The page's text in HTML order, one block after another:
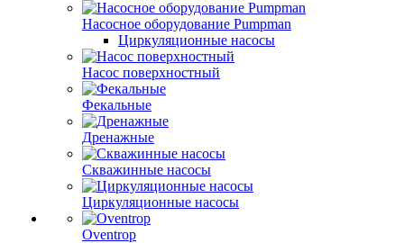
Насосное оборудование Pumpman
Циркуляционные насосы
Насос поверхностный
Фекальные
Дренажные
Скважинные насосы
Циркуляционные насосы
Oventrop